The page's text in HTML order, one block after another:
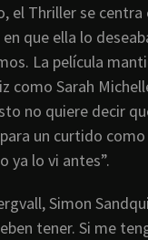
el Thriller se
que ella lo
La película
Sarah
no quiere decir
un curtido
ya lo vi antes”.
Simon
tener. Si me